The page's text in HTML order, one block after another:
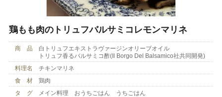
鶏もも肉のトリュフバルサミコレモンマリネ
商 品
白トリュフエキストラヴァージンオリーブオイル
トリュフ香るバルサミコ酢(Il Borgo Del Balsamico社共同開発)
料理名
チキンマリネ
食 材
鶏肉
タ グ
メイン料理 おうちごはん うちごはん